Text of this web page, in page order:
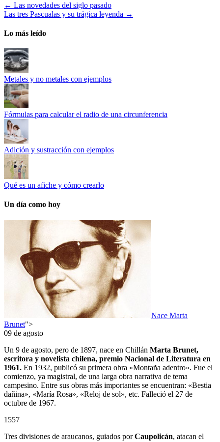
← Las novedades del siglo pasado
Las tres Pascualas y su trágica leyenda →
Lo más leído
Metales y no metales con ejemplos
Fórmulas para calcular el radio de una circunferencia
Adición y sustracción con ejemplos
Qué es un afiche y cómo crearlo
Un día como hoy
Nace Marta
Brunet">
09 de agosto
Un 9 de agosto, pero de 1897, nace en Chillán Marta Brunet,
escritora y novelista chilena, premio Nacional de Literatura en
1961. En 1932, publicó su primera obra «Montaña adentro». Fue el
comienzo, ya magistral, de una larga obra narrativa de tema
campesino. Entre sus obras más importantes se encuentran: «Bestia
dañina», «María Rosa», «Reloj de sol», etc. Falleció el 27 de
octubre de 1967.
1557
Tres divisiones de araucanos, guiados porCaupolicán, atacan el